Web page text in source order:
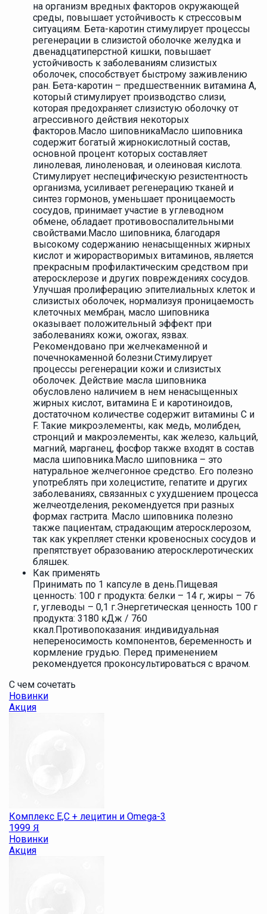
на организм вредных факторов окружающей
среды, повышает устойчивость к стрессовым
ситуациям. Бета-каротин стимулирует процессы
регенерации в слизистой оболочке желудка и
двенадцатиперстной кишки, повышает
устойчивость к заболеваниям слизистых
оболочек, способствует быстрому заживлению
ран. Бета-каротин – предшественник витамина А,
который стимулирует производство слизи,
которая предохраняет слизистую оболочку от
агрессивного действия некоторых
факторов.Масло шиповникаМасло шиповника
содержит богатый жирнокислотный состав,
основной процент которых составляет
линолевая, линоленовая, и олеиновая кислота.
Стимулирует неспецифическую резистентность
организма, усиливает регенерацию тканей и
синтез гормонов, уменьшает проницаемость
сосудов, принимает участие в углеводном
обмене, обладает противовоспалительными
свойствами.Масло шиповника, благодаря
высокому содержанию ненасыщенных жирных
кислот и жирорастворимых витаминов, является
прекрасным профилактическим средством при
атеросклерозе и других повреждениях сосудов.
Улучшая пролиферацию эпителиальных клеток и
слизистых оболочек, нормализуя проницаемость
клеточных мембран, масло шиповника
оказывает положительный эффект при
заболеваниях кожи, ожогах, язвах.
Рекомендовано при желчекаменной и
почечнокаменной болезни.Стимулирует
процессы регенерации кожи и слизистых
оболочек. Действие масла шиповника
обусловлено наличием в нем ненасыщенных
жирных кислот, витамина E и каротиноидов,
достаточном количестве содержит витамины С и
F. Такие микроэлементы, как медь, молибден,
стронций и макроэлементы, как железо, кальций,
магний, марганец, фосфор также входят в состав
масла шиповника.Масло шиповника – это
натуральное желчегонное средство. Его полезно
употреблять при холецистите, гепатите и других
заболеваниях, связанных с ухудшением процесса
желчеотделения, рекомендуется при разных
формах гастрита. Масло шиповника полезно
также пациентам, страдающим атеросклерозом,
так как укрепляет стенки кровеносных сосудов и
препятствует образованию атеросклеротических
бляшек.
Как применять
Принимать по 1 капсуле в день.Пищевая
ценность: 100 г продукта: белки – 14 г, жиры – 76
г, углеводы – 0,1 г.Энергетическая ценность 100 г
продукта: 3180 кДж / 760
ккал.Противопоказания: индивидуальная
непереносимость компонентов, беременность и
кормление грудью. Перед применением
рекомендуется проконсультироваться с врачом.
С чем сочетать
Новинки
Акция
Комплекс E,С + лецитин и Omega-3
1999 Я
Новинки
Акция